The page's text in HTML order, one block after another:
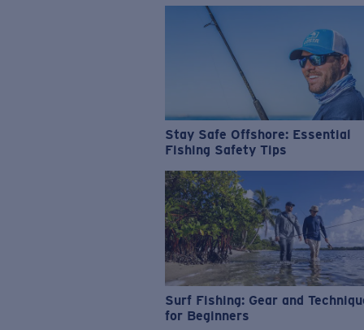
Stay Safe Offshore: Essential
Fishing Safety Tips
Surf Fishing: Gear and
for Beginners